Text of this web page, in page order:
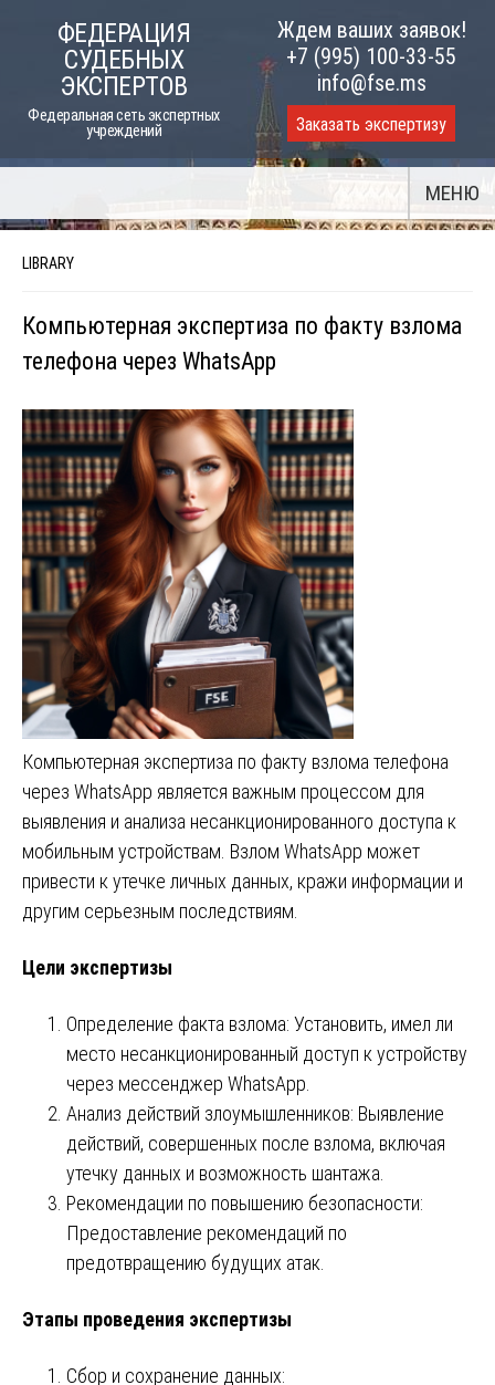
ФЕДЕРАЦИЯ
СУДЕБНЫХ
ЭКСПЕРТОВ
Федеральная сеть экспертных
учреждений
Ждем ваших заявок!
+7 (995) 100-33-55
info@fse.ms
Заказать экспертизу
МЕНЮ
LIBRARY
Компьютерная экспертиза по факту взлома
телефона через WhatsApp
Компьютерная экспертиза по факту взлома телефона
через WhatsApp является важным процессом для
выявления и анализа несанкционированного доступа к
мобильным устройствам. Взлом WhatsApp может
привести к утечке личных данных, кражи информации и
другим серьезным последствиям.
Цели экспертизы
Определение факта взлома: Установить, имел ли
место несанкционированный доступ к устройству
через мессенджер WhatsApp.
Анализ действий злоумышленников: Выявление
действий, совершенных после взлома, включая
утечку данных и возможность шантажа.
Рекомендации по повышению безопасности:
Предоставление рекомендаций по
предотвращению будущих атак.
Этапы проведения экспертизы
Сбор и сохранение данных: